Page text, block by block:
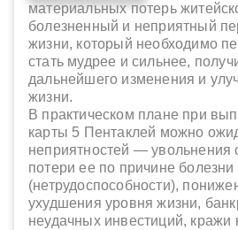
материальных потерь
болезненный и неприятный
жизни, который необходимо
стать мудрее и сильнее,
дальнейшего изменения и
жизни.
В практическом плане при
карты 5 Пентаклей можно
неприятностей — увольнения
потери ее по причине болезни
(нетрудоспособности),
ухудшения уровня жизни,
неудачных инвестиций, кражи